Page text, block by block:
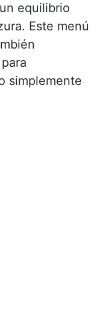
equilibrio
Este menú
simplemente